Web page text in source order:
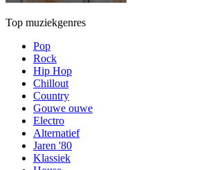
Top muziekgenres
Pop
Rock
Hip Hop
Chillout
Country
Gouwe ouwe
Electro
Alternatief
Jaren '80
Klassiek